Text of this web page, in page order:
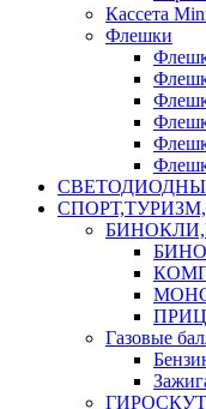
Кассета
Флешки
Газовые